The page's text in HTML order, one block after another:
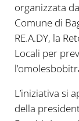
organizzata
Comune di
RE.A.DY, la
Locali per
L’iniziativa si
della